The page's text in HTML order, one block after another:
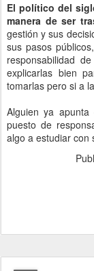
El político del
manera de ser
gestión y sus
sus pasos
responsabilidad
explicarlas bien
tomarlas pero si a
Alguien ya
puesto de
algo a estudiar con